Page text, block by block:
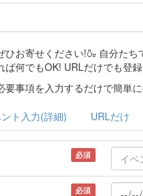
ひお寄せください!🍶 自分た
ば何でもOK! URLだけでも登
要事項を入力するだけで簡単
ト入力(詳細) URLだけ
必須
必須